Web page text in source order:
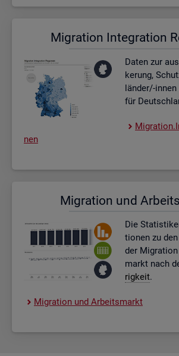
Mi­gra­ti­on In­te­gra­ti­on
Daten zur
ke­rung,
län­der/-
für
nen
Mi­gra­ti­on und
Die
tio­nen zu
der
markt nach
rig­keit.
Mi­gra­ti­on und Ar­beits­markt